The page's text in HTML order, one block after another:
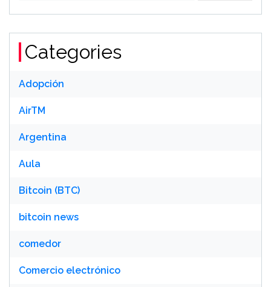
Categories
Adopción
AirTM
Argentina
Aula
Bitcoin (BTC)
bitcoin news
comedor
Comercio electrónico